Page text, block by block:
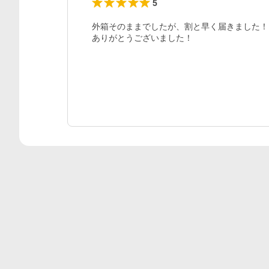
5
外箱そのままでしたが、割と早く届きました！
ありがとうございました！